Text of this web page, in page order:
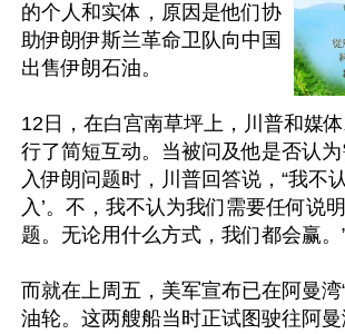
的个人和实体，原因是他们协
助伊朗伊斯兰革命卫队向中国
出售伊朗石油。
12日，在白宫南草坪上，川普和媒
行了简短互动。当被问及他是否认
入伊朗问题时，川普回答说，“我不
入’。不，我不认为我们需要任何说
题。无论用什么方式，我们都会赢。
而就在上周五，美军宣布已在阿曼湾
油轮。这两艘船当时正试图驶往阿